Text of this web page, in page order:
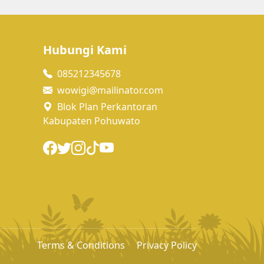
Hubungi Kami
085212345678
wowigi@mailinator.com
Blok Plan Perkantoran
Kabupaten Pohuwato
Terms & Conditions Privacy Policy